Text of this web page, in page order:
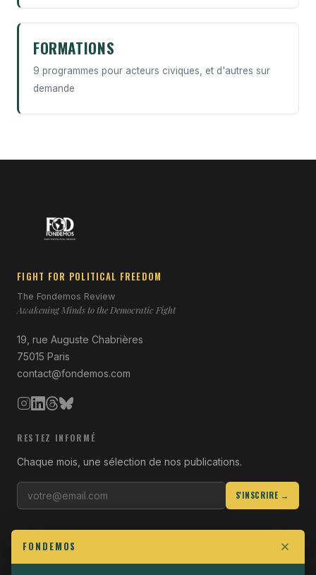
FORMATIONS
9 programmes pour acteurs civiques, et d'autres sur
demande
FIGHT FOR POLITICAL FREEDOM
The Fondemos Review
Awakening Minds to the Democratic Fight
19, rue Auguste Chabrières
75015 Paris
contact@fondemos.com
RESTEZ INFORMÉ
Chaque mois, une sélection de nos publications.
S'INSCRIRE →
Qui sommes-nous
FONDEMOS